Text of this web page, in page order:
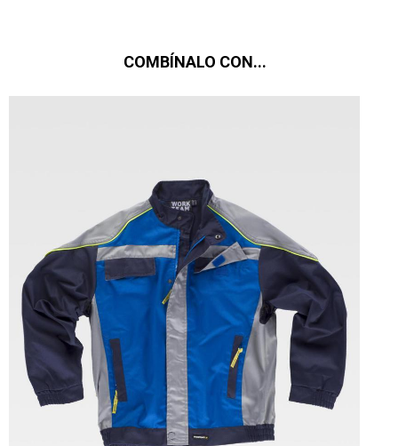
COMBÍNALO CON...